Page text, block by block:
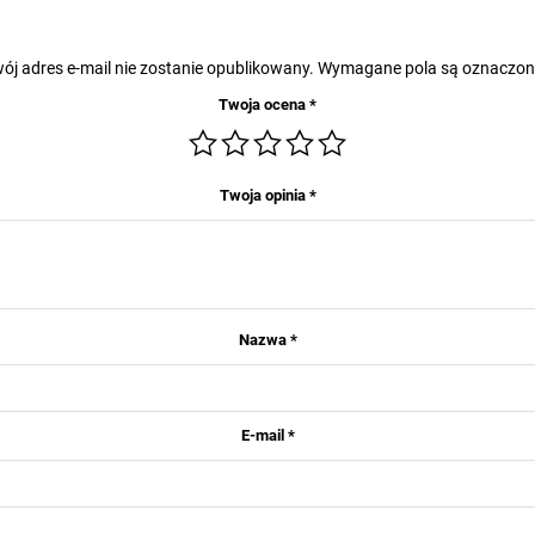
adres e-mail nie zostanie opublikowany. Wymagane pola są
Twoja ocena *
Twoja opinia *
Nazwa *
E-mail *